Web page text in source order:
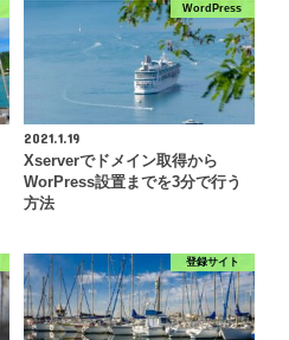
WordPress
2021.1.19
Xserverでドメイン取得から
WorPress設置までを3分で行う
方法
登録サイト